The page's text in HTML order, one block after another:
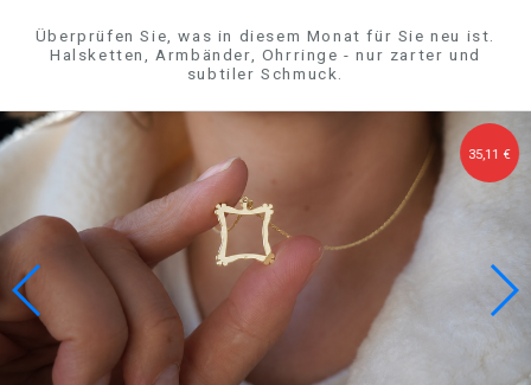
Überprüfen Sie, was in diesem Monat für Sie neu ist.
Halsketten, Armbänder, Ohrringe - nur zarter und
subtiler Schmuck.